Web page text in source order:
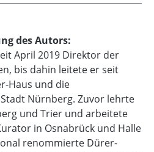
des Autors:
April 2019 Direktor der
bis dahin leitete er seit
Haus und die
Nürnberg. Zuvor lehrte
und Trier und arbeitete
in Osnabrück und Halle
renommierte Dürer-